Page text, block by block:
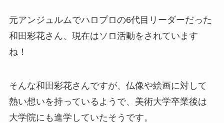
元アンジュルムでハロプロの6代目リーダーだった
和田彩花さん、現在はソロ活動をされています
ね！
そんな和田彩花さんですが、仏像や絵画に対して
熱い想いを持っているようで、美術大学卒業後は
大学院にも進学していたそうです。